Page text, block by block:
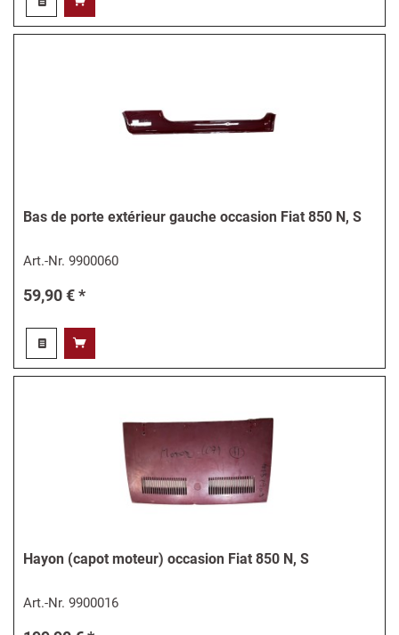
Bas de porte extérieur gauche occasion Fiat 850 N, S
Art.-Nr.9900060
59,90 € *
Hayon (capot moteur) occasion Fiat 850 N, S
Art.-Nr.9900016